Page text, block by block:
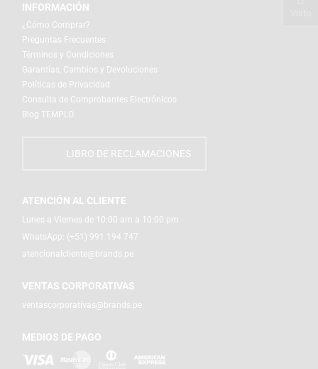
INFORMACIÓN
¿Cómo Comprar?
Preguntas Frecuentes
Términos y Condiciones
Garantías, Cambios y Devoluciones
Políticas de Privacidad
Consulta de Comprobantes Electrónicos
Blog TEMPLO
LIBRO DE RECLAMACIONES
ATENCIÓN AL CLIENTE
Lunes a Viernes de 10:00 am a 10:00 pm
WhatsApp: (+51) 991 194 747
atencionalcliente@brands.pe
VENTAS CORPORATIVAS
ventascorporativas@brands.pe
MEDIOS DE PAGO